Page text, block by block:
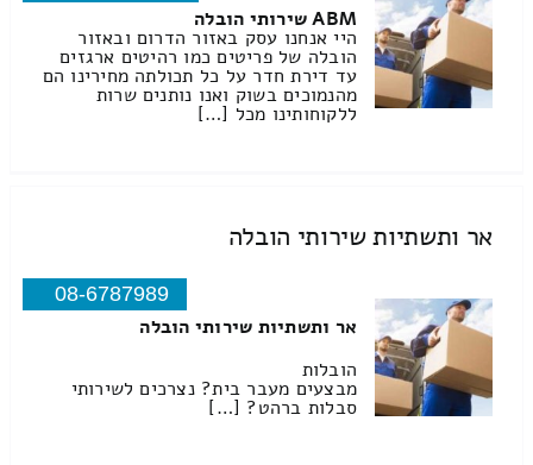
ABM שירותי הובלה
היי אנחנו עסק באזור הדרום ובאזור
הובלה של פריטים כמו רהיטים ארגזים
עד דירת חדר על כל תכולתה מחירינו הם
מהנמוכים בשוק ואנו נותנים שרות
ללקוחותינו מכל […]
אר ותשתיות שירותי הובלה
08-6787989
אר ותשתיות שירותי הובלה
הובלות
מבצעים מעבר בית? נצרכים לשירותי
סבלות ברהט? […]